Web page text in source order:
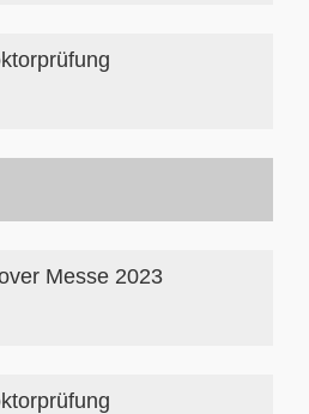
Messe 2023